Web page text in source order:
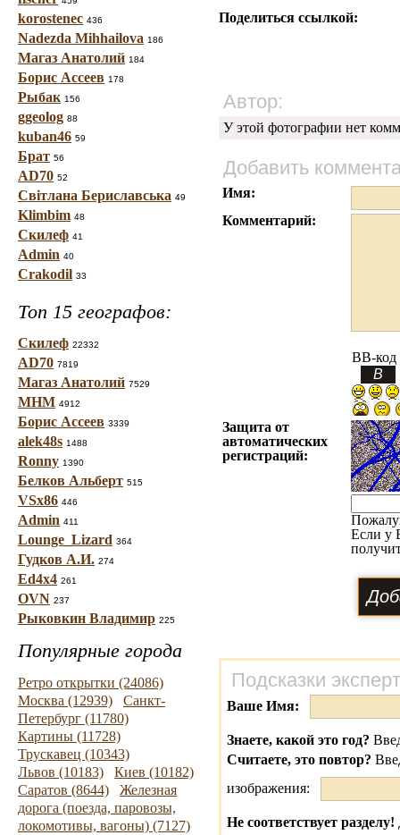
korostenec 436
Nadezda Mihhailova 186
Магаз Анатолий 184
Борис Ассеев 178
Рыбак 156
ggeolog 88
kuban46 59
Брат 56
AD70 52
Світлана Бериславська 49
Klimbim 48
Скилеф 41
Admin 40
Crakodil 33
Топ 15 географов:
Скилеф 22332
AD70 7819
Магаз Анатолий 7529
МНМ 4912
Борис Ассеев 3339
alek48s 1488
Ronny 1390
Белков Альберт 515
VSx86 446
Admin 411
Lounge_Lizard 364
Гудков А.И. 274
Ed4x4 261
OVN 237
Рыковкин Владимир 225
Популярные города
Ретро открытки (24086)
Москва (12939)
Санкт-
Петербург (11780)
Картины (11728)
Трускавец (10343)
Львов (10183)
Киев (10182)
Саратов (8644)
Железная
дорога (поезда, паровозы,
локомотивы, вагоны) (7127)
Поделиться ссылкой:
Автор:
У этой фотографии нет
Добавить
Имя:
Комментарий:
BB-код
Защита от
автоматических
регистраций:
Если у
Подсказки
Ваше Имя:
Знаете, какой это год?
Считаете, это повтор?
изображения:
Не соответствует разделу!